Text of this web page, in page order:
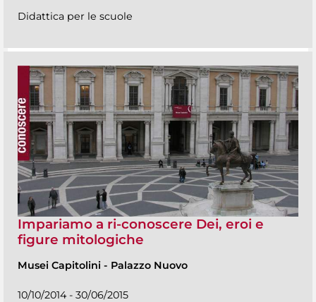
Didattica per le scuole
Impariamo a ri-conoscere Dei, eroi e
figure mitologiche
Musei Capitolini - Palazzo Nuovo
10/10/2014 - 30/06/2015